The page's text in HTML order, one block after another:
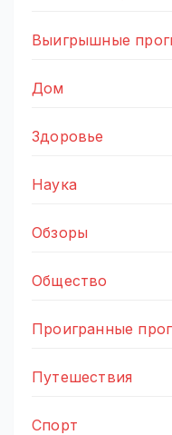
Выигрышные
Дом
Здоровье
Наука
Обзоры
Общество
Проигранные
Путешествия
Спорт